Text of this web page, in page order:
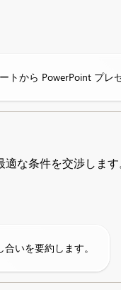
から PowerPoint プレ
な条件を交渉します
いを要約します。